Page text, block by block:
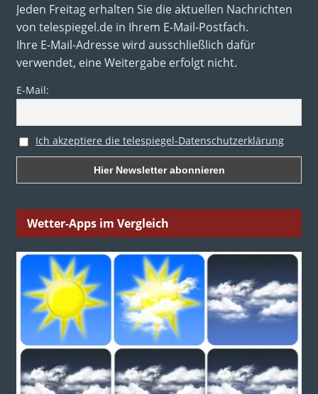
Jeden Freitag erhalten Sie die aktuellen Nachrichten
von telespiegel.de in Ihrem E-Mail-Postfach.
Ihre E-Mail-Adresse wird ausschließlich dafür
verwendet, eine Weitergabe erfolgt nicht.
E-Mail:
Ich akzeptiere die telespiegel-Datenschutzerklärung
Wetter-Apps im Vergleich